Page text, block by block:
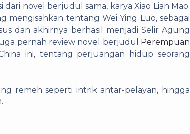
novel berjudul sama, karya Xiao Lian Mao.
mengisahkan tentang Wei Ying Luo, sebagai
dan akhirnya berhasil menjadi Selir Agung
pernah review novel berjudul Perempuan
ini, tentang perjuangan hidup seorang
remeh seperti intrik antar-pelayan, hingga